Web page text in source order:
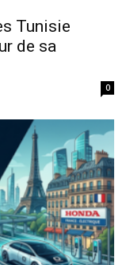
Tunisie
de sa
0